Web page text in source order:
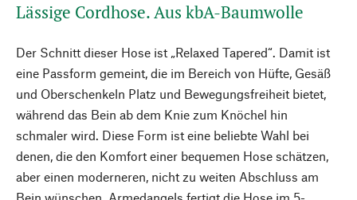
Lässige Cordhose. Aus kbA-Baumwolle
Der Schnitt dieser Hose ist „Relaxed Tapered“. Damit ist
eine Passform gemeint, die im Bereich von Hüfte, Gesäß
und Oberschenkeln Platz und Bewegungsfreiheit bietet,
während das Bein ab dem Knie zum Knöchel hin
schmaler wird. Diese Form ist eine beliebte Wahl bei
denen, die den Komfort einer bequemen Hose schätzen,
aber einen moderneren, nicht zu weiten Abschluss am